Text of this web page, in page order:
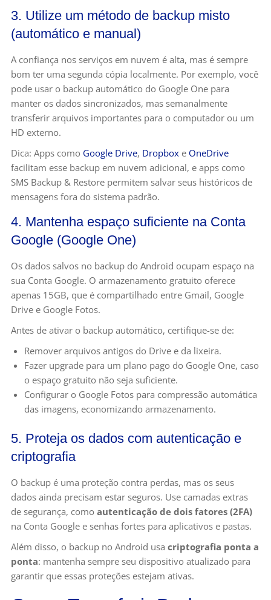
3. Utilize um método de backup misto
(automático e manual)
A confiança nos serviços em nuvem é alta, mas é sempre
bom ter uma segunda cópia localmente. Por exemplo, você
pode usar o backup automático do Google One para
manter os dados sincronizados, mas semanalmente
transferir arquivos importantes para o computador ou um
HD externo.
Dica: Apps como Google Drive, Dropboxe OneDrive
facilitam esse backup em nuvem adicional, e apps como
SMS Backup & Restore permitem salvar seus históricos de
mensagens fora do sistema padrão.
4. Mantenha espaço suficiente na Conta
Google (Google One)
Os dados salvos no backup do Android ocupam espaço na
sua Conta Google. O armazenamento gratuito oferece
apenas 15GB, que é compartilhado entre Gmail, Google
Drive e Google Fotos.
Antes de ativar o backup automático, certifique-se de:
Remover arquivos antigos do Drive e da lixeira.
Fazer upgrade para um plano pago do Google One, caso
o espaço gratuito não seja suficiente.
Configurar o Google Fotos para compressão automática
das imagens, economizando armazenamento.
5. Proteja os dados com autenticação e
criptografia
O backup é uma proteção contra perdas, mas os seus
dados ainda precisam estar seguros. Use camadas extras
de segurança, como autenticação de dois fatores (2FA)
na Conta Google e senhas fortes para aplicativos e pastas.
Além disso, o backup no Android usa criptografia ponta a
ponta: mantenha sempre seu dispositivo atualizado para
garantir que essas proteções estejam ativas.